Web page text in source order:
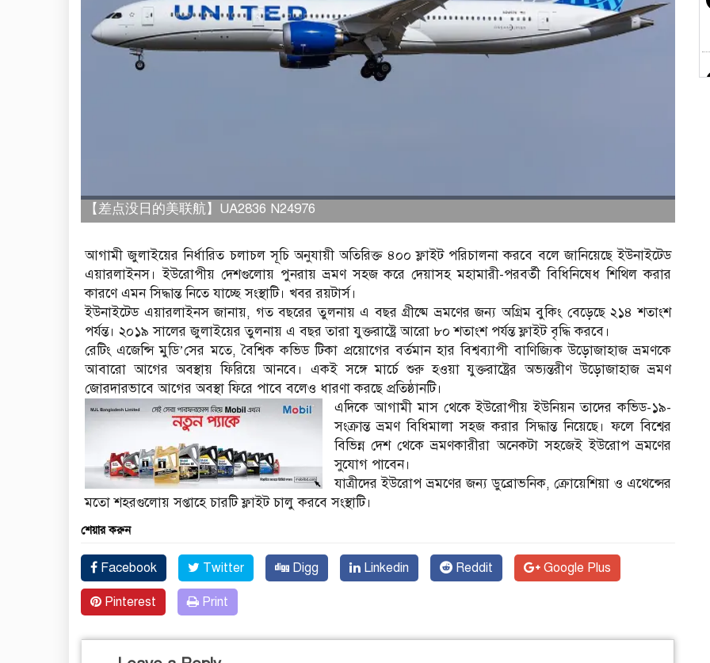
【差点没日的美联航】UA2836 N24976
আগামী জুলাইয়ের নির্ধারিত চলাচল সূচি অনুযায়ী অতিরিক্ত ৪০০ ফ্লাইট পরিচালনা করবে বলে জানিয়েছে ইউনাইটেড
এয়ারলাইনস। ইউরোপীয় দেশগুলোয় পুনরায় ভ্রমণ সহজ করে দেয়াসহ মহামারী-পরবর্তী বিধিনিষেধ শিথিল করার
কারণে এমন সিদ্ধান্ত নিতে যাচ্ছে সংস্থাটি। খবর রয়টার্স।
ইউনাইটেড এয়ারলাইনস জানায়, গত বছরের তুলনায় এ বছর গ্রীষ্মে ভ্রমণের জন্য অগ্রিম বুকিং বেড়েছে ২১৪ শতাংশ
পর্যন্ত। ২০১৯ সালের জুলাইয়ের তুলনায় এ বছর তারা যুক্তরাষ্ট্রে আরো ৮০ শতাংশ পর্যন্ত ফ্লাইট বৃদ্ধি করবে।
রেটিং এজেন্সি মুডি’সের মতে, বৈশ্বিক কভিড টিকা প্রয়োগের বর্তমান হার বিশ্বব্যাপী বাণিজ্যিক উড়োজাহাজ ভ্রমণকে
আবারো আগের অবস্থায় ফিরিয়ে আনবে। একই সঙ্গে মার্চে শুরু হওয়া যুক্তরাষ্ট্রের অভ্যন্তরীণ উড়োজাহাজ ভ্রমণ
জোরদারভাবে আগের অবস্থা ফিরে পাবে বলেও ধারণা করছে প্রতিষ্ঠানটি।
এদিকে আগামী মাস থেকে ইউরোপীয় ইউনিয়ন তাদের কভিড-১৯-
সংক্রান্ত ভ্রমণ বিধিমালা সহজ করার সিদ্ধান্ত নিয়েছে। ফলে বিশ্বের
বিভিন্ন দেশ থেকে ভ্রমণকারীরা অনেকটা সহজেই ইউরোপ ভ্রমণের
সুযোগ পাবেন।
যাত্রীদের ইউরোপ ভ্রমণের জন্য ডুব্রোভনিক, ক্রোয়েশিয়া ও এথেন্সের
মতো শহরগুলোয় সপ্তাহে চারটি ফ্লাইট চালু করবে সংস্থাটি।
শেয়ার করুন
Facebook Twitter Digg Linkedin Reddit Google Plus
Pinterest Print